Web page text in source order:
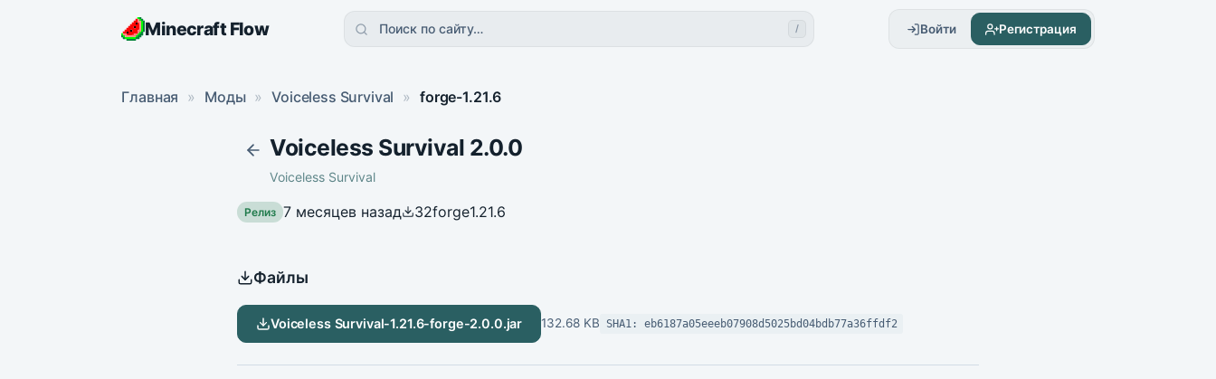
Minecraft Flow Поиск по сайту… / Войти Регистрация
Главная » Моды » Voiceless Survival » forge-1.21.6
Voiceless Survival 2.0.0
Voiceless Survival
Релиз 7 месяцев назад 32forge1.21.6
Файлы
Voiceless Survival-1.21.6-forge-2.0.0.jar 132.68 KB SHA1: eb6187a05eeeb07908d5025bd04bdb77a36ffdf2